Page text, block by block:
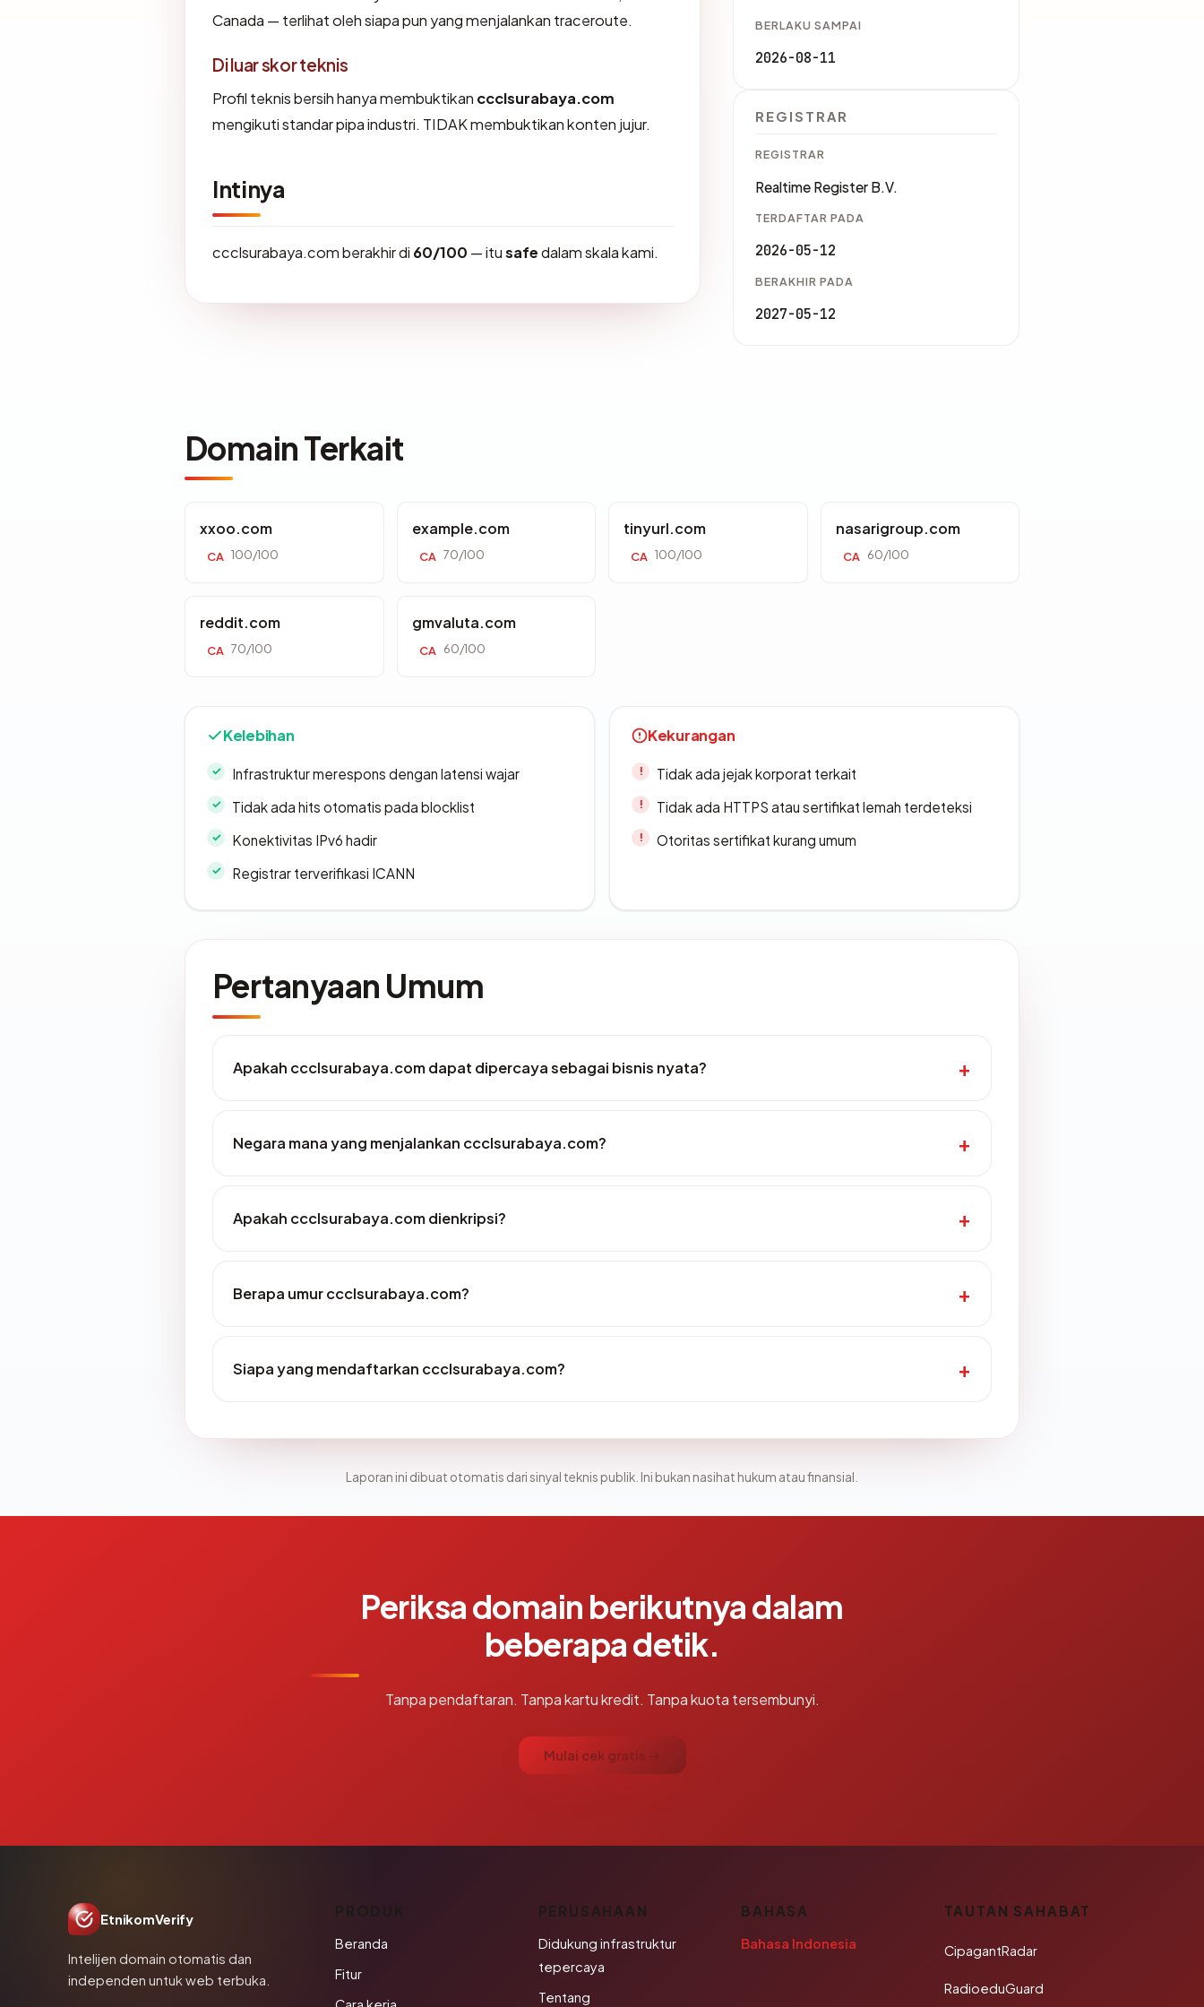
Canada — terlihat oleh siapa pun yang menjalankan traceroute.
Di luar skor teknis
Profil teknis bersih hanya membuktikan ccclsurabaya.com
mengikuti standar pipa industri. TIDAK membuktikan konten jujur.
Intinya
ccclsurabaya.com berakhir di 60/100 — itusafedalam skala kami.
BERLAKU SAMPAI
2026-08-11
REGISTRAR
REGISTRAR
Realtime Register B.V.
TERDAFTAR PADA
2026-05-12
BERAKHIR PADA
2027-05-12
Domain Terkait
xxoo.com
CA 100/100
example.com
CA 70/100
tinyurl.com
CA 100/100
nasarigroup.com
CA 60/100
reddit.com
CA 70/100
gmvaluta.com
CA 60/100
Kelebihan
Infrastruktur merespons dengan latensi wajar
Tidak ada hits otomatis pada blocklist
Konektivitas IPv6 hadir
Registrar terverifikasi ICANN
Kekurangan
Tidak ada jejak korporat terkait
Tidak ada HTTPS atau sertifikat lemah terdeteksi
Otoritas sertifikat kurang umum
Pertanyaan Umum
Apakah ccclsurabaya.com dapat dipercaya sebagai bisnis nyata?
Negara mana yang menjalankan ccclsurabaya.com?
Apakah ccclsurabaya.com dienkripsi?
Berapa umur ccclsurabaya.com?
Siapa yang mendaftarkan ccclsurabaya.com?
Laporan ini dibuat otomatis dari sinyal teknis publik. Ini bukan nasihat hukum atau finansial.
Periksa domain berikutnya dalam
beberapa detik.
Tanpa pendaftaran. Tanpa kartu kredit. Tanpa kuota tersembunyi.
Mulai cek gratis →
EtnikomVerify
Intelijen domain otomatis dan
independen untuk web terbuka.
PRODUK
Beranda
Fitur
PERUSAHAAN
Didukung infrastruktur
tepercaya
Tentang
BAHASA
Bahasa Indonesia
TAUTAN SAHABAT
CipagantRadar
RadioeduGuard